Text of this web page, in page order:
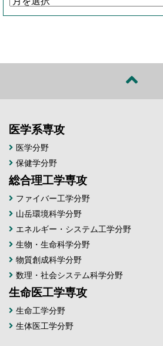
医学系専攻
医学分野
保健学分野
総合理工学専攻
ファイバー工学分野
山岳環境科学分野
エネルギー・システム工学分野
生物・生命科学分野
物質創成科学分野
数理・社会システム科学分野
生命医工学専攻
生命工学分野
生体医工学分野